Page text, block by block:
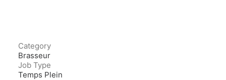
Category
Brasseur
Job Type
Temps Plein